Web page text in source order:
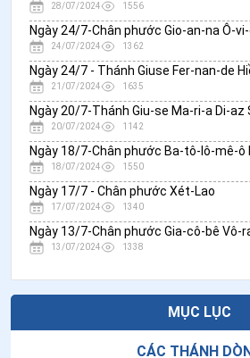
28/07/2024 1556
Ngày 24/7-Chân phước Gio-an-na Ô-
24/07/2024 1362
Ngày 24/7 - Thánh Giuse Fer-nan-de
21/07/2024 1635
Ngày 20/7-Thánh Giu-se Ma-ri-a Di-az
20/07/2024 1142
Ngày 18/7-Chân phước Ba-tô-lô-mê-ô
18/07/2024 1550
Ngày 17/7 - Chân phước Xét-Lao
17/07/2024 1340
Ngày 13/7-Chân phước Gia-cô-bê Vô-
13/07/2024 1338
MỤC LỤC
CÁC THÁNH